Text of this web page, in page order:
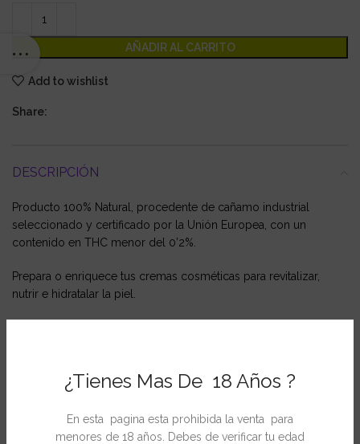
¿Tienes Mas De 18 Años ?
En esta pagina esta prohibida la venta para
menores de 18 años. Debes de verificar tu edad
AÑADIR AL CARRITO
Add to wishlist
Share:
DESCRIPCIÓN
Producto 100% Natural, procedente de cañamo industrial
seleccionado y certificado por la Unión Europea, con un
contenido en THC menor del 0’2%.
Prepara o enriquece tus cremas cosméticas para revitalizar,
nutrir e hidratalar la piel.